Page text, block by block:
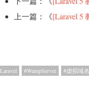
上一篇：《[Laravel 5
Laravel WampServer 虚拟域名